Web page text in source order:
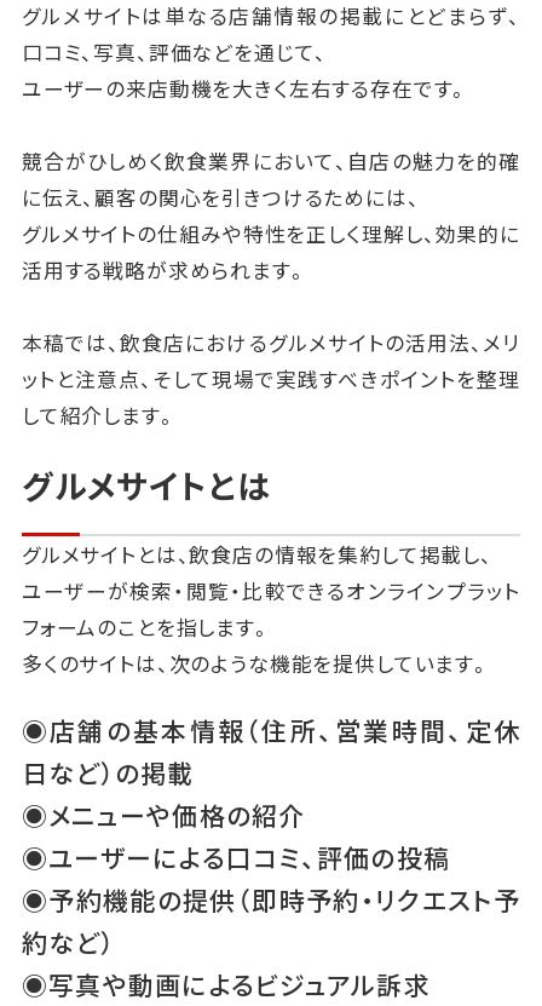
グルメサイトは単なる店舗情報の掲載にとどまらず、
口コミ、写真、評価などを通じて、
ユーザーの来店動機を大きく左右する存在です。
競合がひしめく飲食業界において、自店の魅力を的確
に伝え、顧客の関心を引きつけるためには、
グルメサイトの仕組みや特性を正しく理解し、効果的に
活用する戦略が求められます。
本稿では、飲食店におけるグルメサイトの活用法、メリ
ットと注意点、そして現場で実践すべきポイントを整理
して紹介します。
グルメサイトとは
グルメサイトとは、飲食店の情報を集約して掲載し、
ユーザーが検索・閲覧・比較できるオンラインプラット
フォームのことを指します。
多くのサイトは、次のような機能を提供しています。
◉店舗の基本情報（住所、営業時間、定休
日など）の掲載
◉メニューや価格の紹介
◉ユーザーによる口コミ、評価の投稿
◉予約機能の提供（即時予約・リクエスト予
約など）
◉写真や動画によるビジュアル訴求